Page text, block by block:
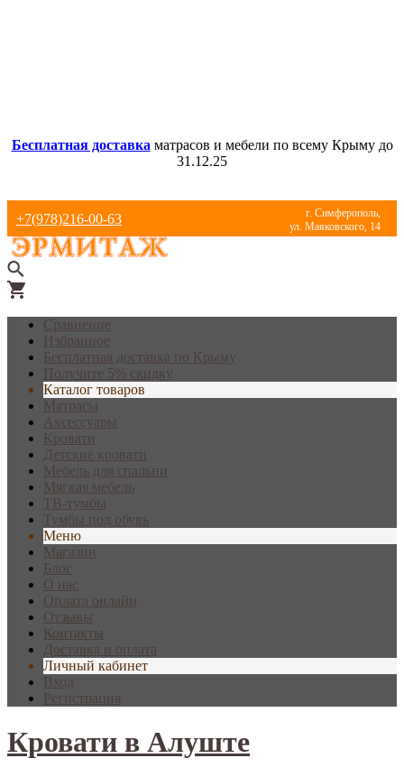
Бесплатная доставка матрасов и мебели по всему Крыму до
31.12.25
+7(978)216-00-63
г. Симферополь,
ул. Маяковского, 14
Сравнение
Избранное
Бесплатная доставка по Крыму
Получите 5% скидку
Каталог товаров
Матрасы
Аксессуары
Кровати
Детские кровати
Мебель для спальни
Мягкая мебель
ТВ-тумбы
Тумбы под обувь
Меню
Магазин
Блог
О нас
Оплата онлайн
Отзывы
Контакты
Доставка и оплата
Личный кабинет
Вход
Регистрация
Кровати в Алуште